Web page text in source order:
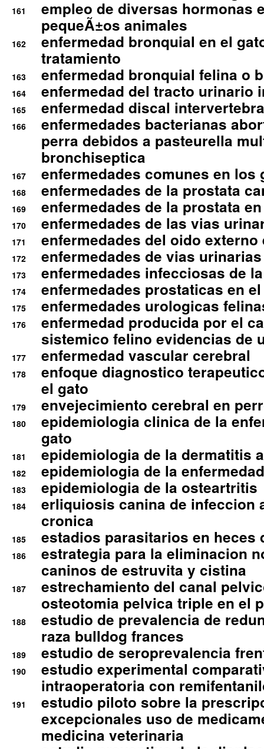
161
empleo de diversas hormonas
pequeÃ±os animales
162
enfermedad bronquial en el
tratamiento
163 enfermedad bronquial felina o
164 enfermedad del tracto urinario
165 enfermedad discal
166
enfermedades bacterianas
perra debidos a pasteurella
bronchiseptica
167 enfermedades comunes en los
168 enfermedades de la prostata
169 enfermedades de la prostata
170 enfermedades de las vias
171 enfermedades del oido
172 enfermedades de vias
173 enfermedades infecciosas de
174 enfermedades prostaticas en
175 enfermedades urologicas
176
enfermedad producida por el
sistemico felino evidencias de
177 enfermedad vascular cerebral
178
enfoque diagnostico
el gato
179 envejecimiento cerebral en
180
epidemiologia clinica de la
gato
181 epidemiologia de la dermatitis
182 epidemiologia de la
183 epidemiologia de la osteartritis
184
erliquiosis canina de infeccion
cronica
185 estadios parasitarios en heces
186
estrategia para la eliminacion
caninos de estruvita y cistina
187
estrechamiento del canal
osteotomia pelvica triple en el
188
estudio de prevalencia de
raza bulldog frances
189 estudio de seroprevalencia
190
estudio experimental
intraoperatoria con
191
estudio piloto sobre la
excepcionales uso de
medicina veterinaria